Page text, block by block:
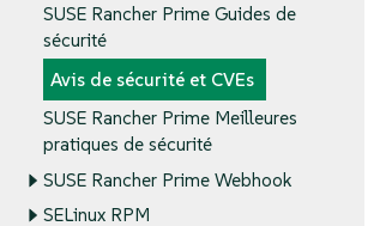
SUSE Rancher Prime Guides de
sécurité
Avis de sécurité et CVEs
SUSE Rancher Prime Meilleures
pratiques de sécurité
SUSE Rancher Prime Webhook
SELinux RPM